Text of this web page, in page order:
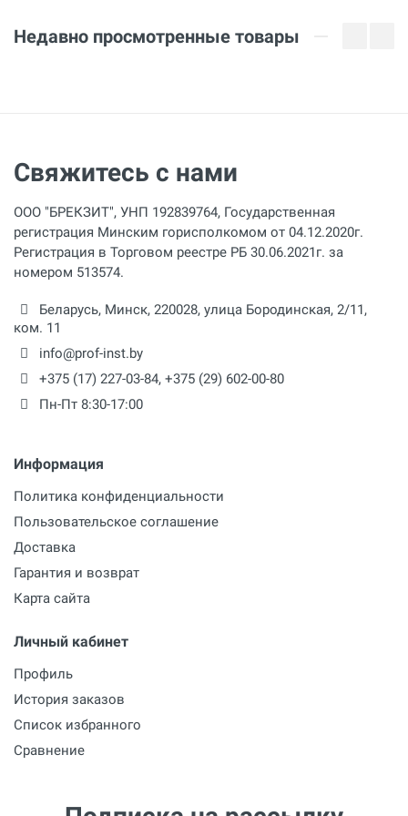
Недавно просмотренные товары
Свяжитесь с нами
ООО "БРЕКЗИТ", УНП 192839764, Государственная
регистрация Минским горисполкомом от 04.12.2020г.
Регистрация в Торговом реестре РБ 30.06.2021г. за
номером 513574.
Беларусь, Минск, 220028, улица Бородинская, 2/11,
ком. 11
info@prof-inst.by
+375 (17) 227-03-84, +375 (29) 602-00-80
Пн-Пт 8:30-17:00
Информация
Политика конфиденциальности
Пользовательское соглашение
Доставка
Гарантия и возврат
Карта сайта
Личный кабинет
Профиль
История заказов
Список избранного
Сравнение